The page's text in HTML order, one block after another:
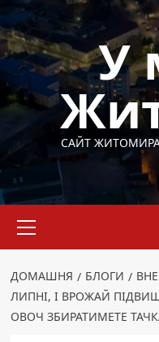
Перейти
до
вмісту
У
САЙТ
меню
ДОМАШНЯ БЛОГИ
ЛИПНІ, І ВРОЖАЙ
ОВОЧ ЗБИРАТИМЕТЕ